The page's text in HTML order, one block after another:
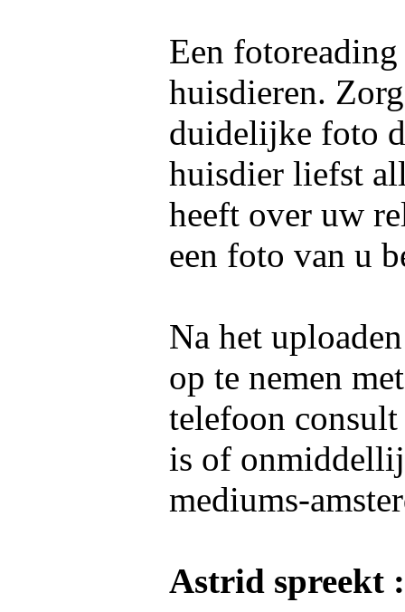
Een
huisdieren.
duidelijke foto
huisdier liefst
heeft over uw
een foto van u
Na het
op te nemen
telefoon
is of
mediums-
Astrid spreekt :